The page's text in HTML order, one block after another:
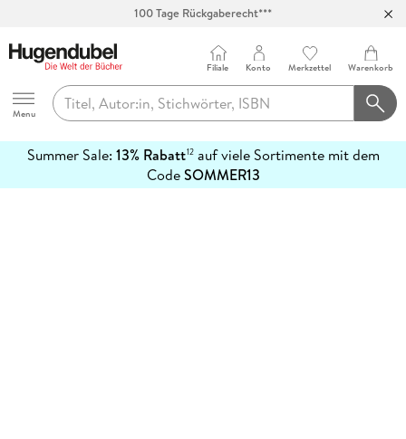
100 Tage Rückgaberecht***
Hugendubel
Menu
Filiale Konto Merkzettel Warenkorb
Summer Sale: 13% Rabatt12auf viele Sortimente mit dem
CodeSOMMER13
erfahren